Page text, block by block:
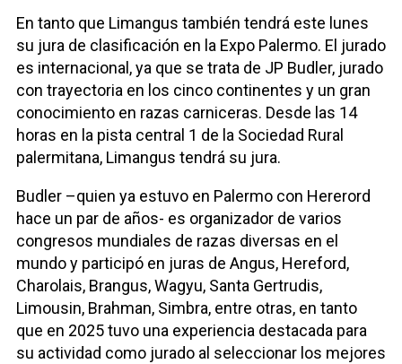
En tanto que Limangus también tendrá este lunes
su jura de clasificación en la Expo Palermo. El jurado
es internacional, ya que se trata de JP Budler, jurado
con trayectoria en los cinco continentes y un gran
conocimiento en razas carniceras. Desde las 14
horas en la pista central 1 de la Sociedad Rural
palermitana, Limangus tendrá su jura.
Budler –quien ya estuvo en Palermo con Hererord
hace un par de años- es organizador de varios
congresos mundiales de razas diversas en el
mundo y participó en juras de Angus, Hereford,
Charolais, Brangus, Wagyu, Santa Gertrudis,
Limousin, Brahman, Simbra, entre otras, en tanto
que en 2025 tuvo una experiencia destacada para
su actividad como jurado al seleccionar los mejores